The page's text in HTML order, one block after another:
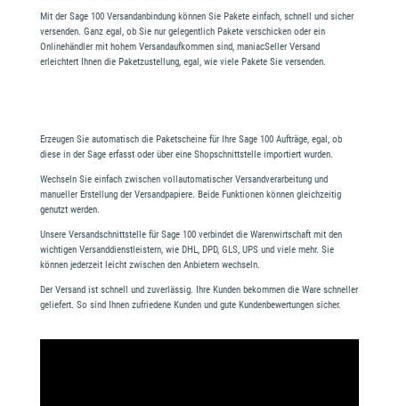
Mit der Sage 100 Versandanbindung können Sie Pakete einfach, schnell und sicher
versenden. Ganz egal, ob Sie nur gelegentlich Pakete verschicken oder ein
Onlinehändler mit hohem Versandaufkommen sind, maniacSeller Versand
erleichtert Ihnen die Paketzustellung, egal, wie viele Pakete Sie versenden.
Erzeugen Sie automatisch die Paketscheine für Ihre Sage 100 Aufträge, egal, ob
diese in der Sage erfasst oder über eine Shopschnittstelle importiert wurden.
Wechseln Sie einfach zwischen vollautomatischer Versandverarbeitung und
manueller Erstellung der Versandpapiere. Beide Funktionen können gleichzeitig
genutzt werden.
Unsere Versandschnittstelle für Sage 100 verbindet die Warenwirtschaft mit den
wichtigen Versanddienstleistern, wie DHL, DPD, GLS, UPS und viele mehr. Sie
können jederzeit leicht zwischen den Anbietern wechseln.
Der Versand ist schnell und zuverlässig. Ihre Kunden bekommen die Ware schneller
geliefert. So sind Ihnen zufriedene Kunden und gute Kundenbewertungen sicher.